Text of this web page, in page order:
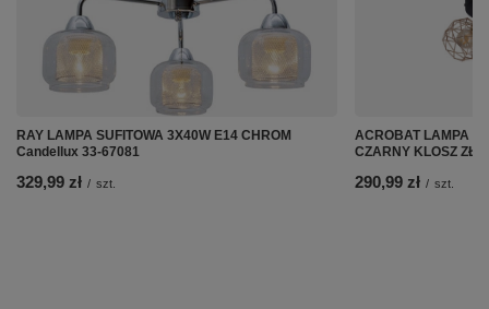
RAY LAMPA SUFITOWA 3X40W E14 CHROM
Candellux 33-67081
329,99 zł / szt.
ACROBAT LAMPA
CZARNY KLOSZ
290,99 zł / szt.